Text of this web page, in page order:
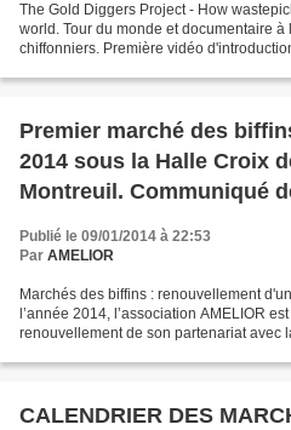
The Gold Diggers Project - How
world. Tour du monde et documentaire
chiffonniers. Première vidéo
Premier marché des
2014 sous la Halle Croix
Montreuil. Communiqué
Publié le 09/01/2014 à 22:53
Par AMELIOR
Marchés des biffins : renouvellement
l’année 2014, l’association AMELIOR
renouvellement de son partenariat avec
CALENDRIER DES